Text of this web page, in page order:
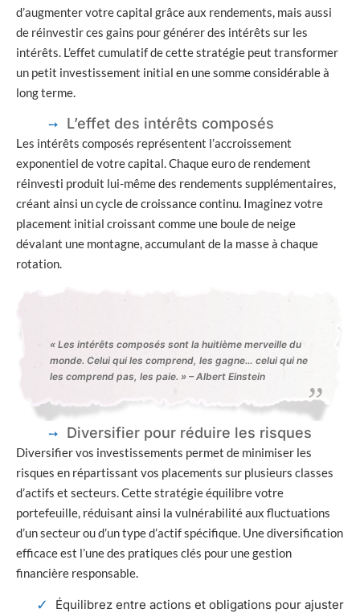
d’augmenter votre capital grâce aux rendements, mais aussi
de réinvestir ces gains pour générer des intérêts sur les
intérêts. L’effet cumulatif de cette stratégie peut transformer
un petit investissement initial en une somme considérable à
long terme.
L’effet des intérêts composés
Les intérêts composés représentent l’accroissement
exponentiel de votre capital. Chaque euro de rendement
réinvesti produit lui-même des rendements supplémentaires,
créant ainsi un cycle de croissance continu. Imaginez votre
placement initial croissant comme une boule de neige
dévalant une montagne, accumulant de la masse à chaque
rotation.
« Les intérêts composés sont la huitième merveille du
monde. Celui qui les comprend, les gagne… celui qui ne
les comprend pas, les paie. » – Albert Einstein
Diversifier pour réduire les risques
Diversifier vos investissements permet de minimiser les
risques en répartissant vos placements sur plusieurs classes
d’actifs et secteurs. Cette stratégie équilibre votre
portefeuille, réduisant ainsi la vulnérabilité aux fluctuations
d’un secteur ou d’un type d’actif spécifique. Une diversification
efficace est l’une des pratiques clés pour une gestion
financière responsable.
Équilibrez entre actions et obligations pour ajuster